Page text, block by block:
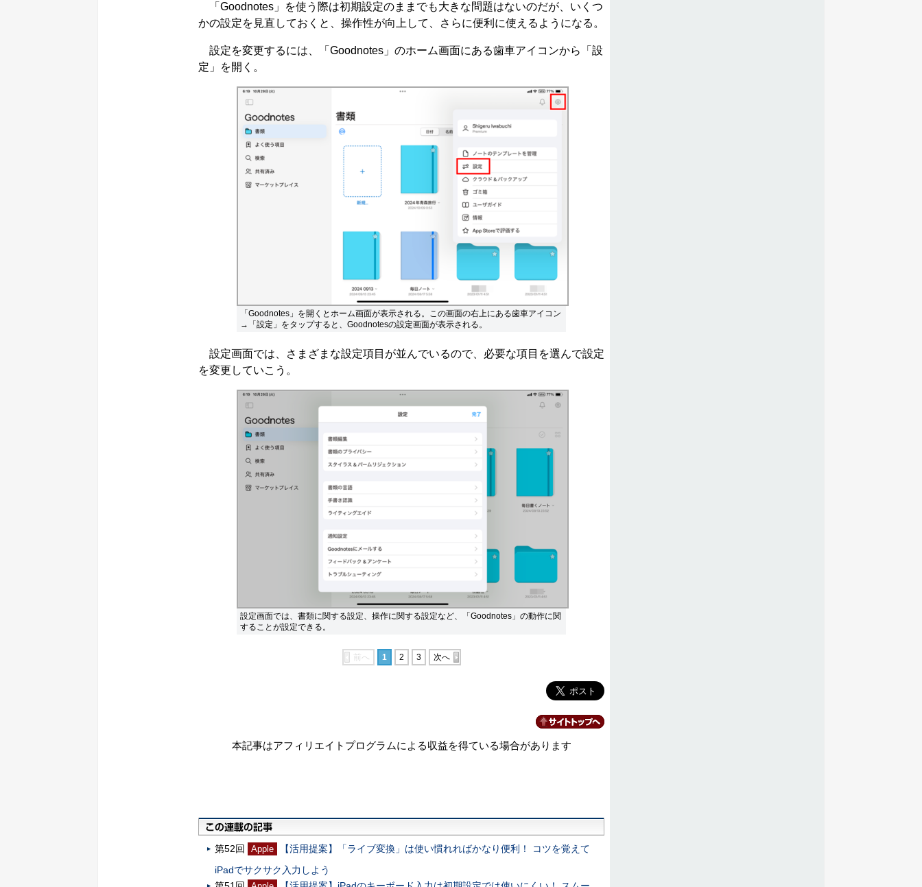
「Goodnotes」を使う際は初期設定のままでも大きな問題はないのだが、いくつ
かの設定を見直しておくと、操作性が向上して、さらに便利に使えるようになる。
設定を変更するには、「Goodnotes」のホーム画面にある歯車アイコンから「設
定」を開く。
「Goodnotes」を開くとホーム画面が表示される。この画面の右上にある歯車アイコン
→「設定」をタップすると、Goodnotesの設定画面が表示される。
設定画面では、さまざまな設定項目が並んでいるので、必要な項目を選んで設定
を変更していこう。
設定画面では、書類に関する設定、操作に関する設定など、「Goodnotes」の動作に関
することが設定できる。
前へ 1 2 3 次へ
本記事はアフィリエイトプログラムによる収益を得ている場合があります
第52回 Apple
【活用提案】「ライブ変換」は使い慣れればかなり便利！ コツを覚えて
iPadでサクサク入力しよう